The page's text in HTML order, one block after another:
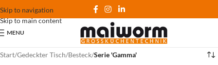
Skip to navigation
Skip to main content
MENU
Start/Gedeckter Tisch/Besteck/Serie 'Gamma'